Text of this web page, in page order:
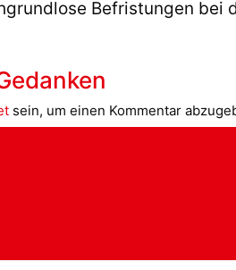
sein, um einen Kommentar